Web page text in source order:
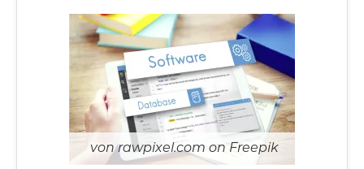
rawpixel.com on Freepik